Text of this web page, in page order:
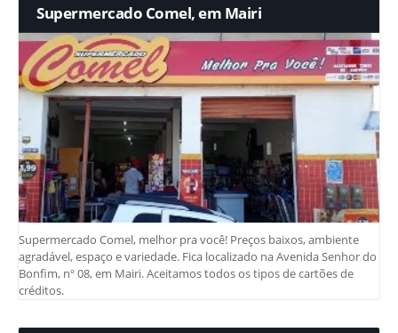
Supermercado Comel, em Mairi
Supermercado Comel, melhor pra você! Preços baixos, ambiente
agradável, espaço e variedade. Fica localizado na Avenida Senhor do
Bonfim, nº 08, em Mairi. Aceitamos todos os tipos de cartões de
créditos.